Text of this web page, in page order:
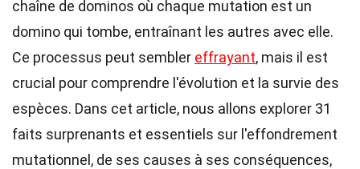
chaîne de dominos où chaque mutation est un
domino qui tombe, entraînant les autres avec elle.
Ce processus peut sembler effrayant, mais il est
crucial pour comprendre l'évolution et la survie des
espèces. Dans cet article, nous allons explorer 31
faits surprenants et essentiels sur l'effondrement
mutationnel, de ses causes à ses conséquences,